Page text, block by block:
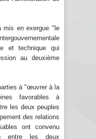
mis en exergue "le
et technique qui
au deuxième
à "œuvrer à la
favorables à
les deux peuples
des relations
ont convenu
entre les deux